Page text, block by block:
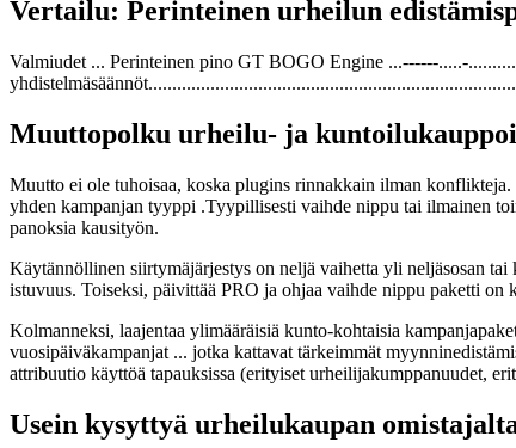
Vertailu: Perinteinen urheilun
Valmiudet ... Perinteinen pino GT BOGO Engine ...------.....-
Muuttopolku urheilu- ja
Muutto ei ole tuhoisaa, koska plugins rinnakkain ilman
yhden kampanjan tyyppi .Tyypillisesti vaihde nippu tai ilmainen
panoksia kausityön.
Käytännöllinen siirtymäjärjestys on neljä vaihetta yli neljäsosan
istuvuus. Toiseksi, päivittää PRO ja ohjaa vaihde nippu paketti
Kolmanneksi, laajentaa ylimääräisiä kunto-kohtaisia
vuosipäiväkampanjat ... jotka kattavat tärkeimmät
attribuutio käyttöä tapauksissa (erityiset urheilijakumppanuudet,
Usein kysyttyä urheilukaupan